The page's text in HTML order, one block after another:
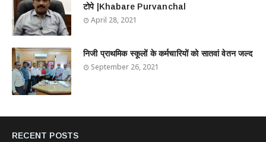
टोपे |Khabare Purvanchal
April 28, 2021
निजी प्राथमिक स्कूलों के कर्मचारियों को सातवां वेतन जल्द
September 26, 2021
RECENT POSTS